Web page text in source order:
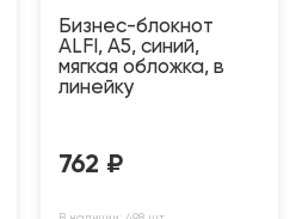
Бизнес-блокнот
ALFI, A5, синий,
мягкая обложка, в
линейку
762 ₽